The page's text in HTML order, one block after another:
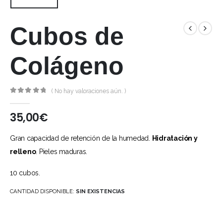
Cubos de
Colágeno
( No hay valoraciones aún. )
35,00€
Gran capacidad de retención de la humedad.
Hidratación y
relleno. Pieles maduras.
10 cubos.
CANTIDAD DISPONIBLE: SIN EXISTENCIAS